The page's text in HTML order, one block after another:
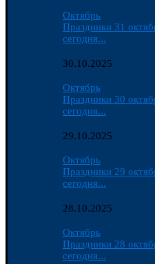
Октябрь
Праздники 31
сегодня...
30.10.2025
Октябрь
Праздники 30
сегодня...
29.10.2025
Октябрь
Праздники 29
сегодня...
28.10.2025
Октябрь
Праздники 28
сегодня...